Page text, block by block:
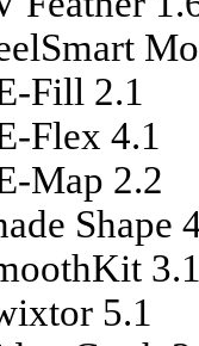
Fill 2.1
Flex 4.1
Map 2.2
Shape
5.1